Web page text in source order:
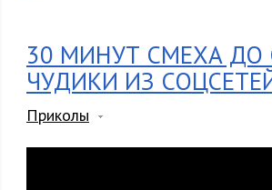
30 МИНУТ СМЕХА
ЧУДИКИ ИЗ
Приколы